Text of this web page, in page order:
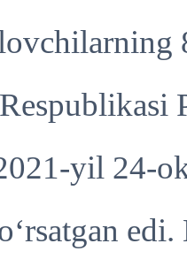
yil 24-